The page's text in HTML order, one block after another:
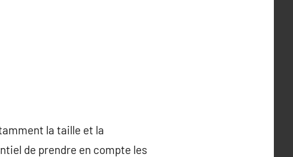
la taille et la
de prendre en compte les